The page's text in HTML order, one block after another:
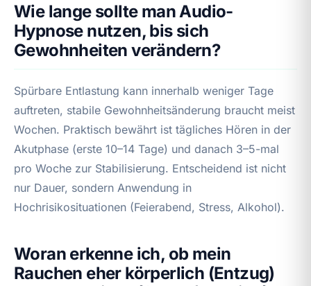
Wie lange sollte man Audio-
Hypnose nutzen, bis sich
Gewohnheiten verändern?
Spürbare Entlastung kann innerhalb weniger Tage
auftreten, stabile Gewohnheitsänderung braucht meist
Wochen. Praktisch bewährt ist tägliches Hören in der
Akutphase (erste 10–14 Tage) und danach 3–5-mal
pro Woche zur Stabilisierung. Entscheidend ist nicht
nur Dauer, sondern Anwendung in
Hochrisikosituationen (Feierabend, Stress, Alkohol).
Woran erkenne ich, ob mein
Rauchen eher körperlich (Entzug)